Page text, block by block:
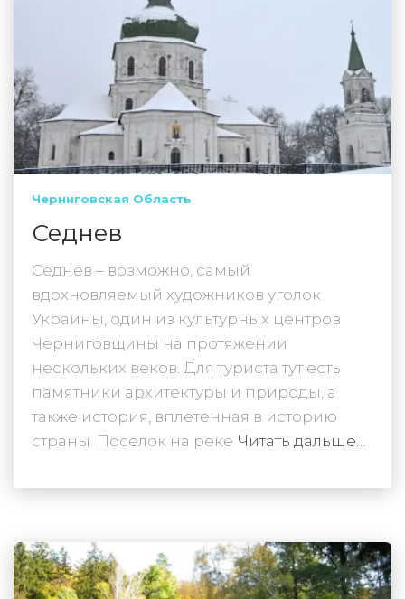
Черниговская Область
Седнев
Седнев – возможно, самый
вдохновляемый художников уголок
Украины, один из культурных центров
Черниговщины на протяжении
нескольких веков. Для туриста тут есть
памятники архитектуры и природы, а
также история, вплетенная в историю
страны. Поселок на реке Читать дальше…